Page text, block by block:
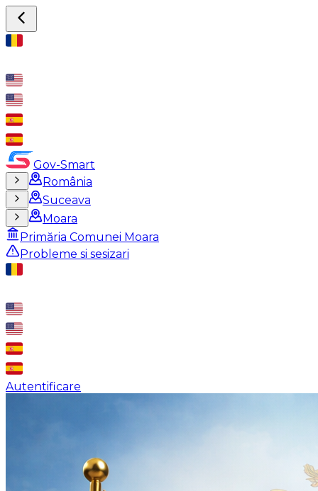
Gov-Smart
România
Suceava
Moara
Primăria Comunei Moara
Probleme si sesizari
Autentificare